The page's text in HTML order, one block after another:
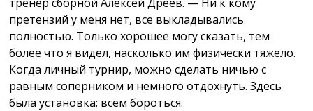
претензий у меня нет, все выкладывались
полностью. Только хорошее могу сказать, тем
более что я видел, насколько им физически тяжело.
Когда личный турнир, можно сделать ничью с
равным соперником и немного отдохнуть. Здесь
была установка: всем бороться.